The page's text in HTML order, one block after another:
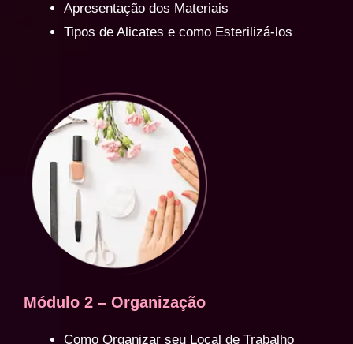
Apresentação dos Materiais
Tipos de Alicates e como Esterilizá-los
Módulo 2 – Organização
Como Organizar seu Local de Trabalho